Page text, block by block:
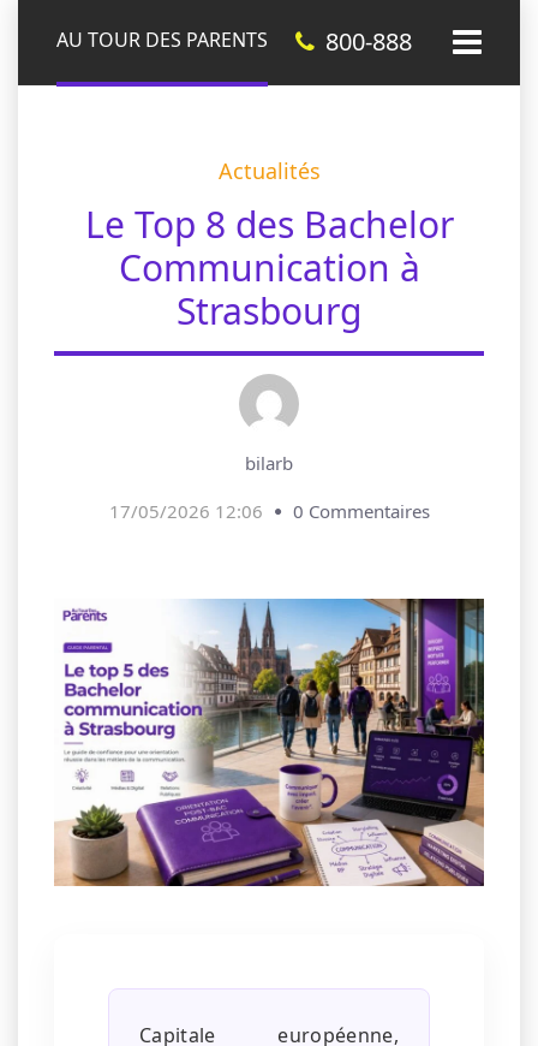
AU TOUR DES PARENTS 800-888
Actualités
Le Top 8 des Bachelor
Communication à
Strasbourg
bilarb
17/05/2026 12:06
0 Commentaires
Capitale européenne,